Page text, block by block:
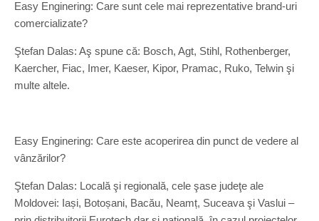
Easy Enginering: Care sunt cele mai reprezentative brand-uri
comercializate?
Ştefan Dalas: Aş spune că: Bosch, Agt, Stihl, Rothenberger,
Kaercher, Fiac, Imer, Kaeser, Kipor, Pramac, Ruko, Telwin şi
multe altele.
Easy Enginering: Care este acoperirea din punct de vedere al
vânzărilor?
Ştefan Dalas: Locală şi regională, cele şase judeţe ale
Moldovei: Iași, Botoșani, Bacău, Neamț, Suceava şi Vaslui –